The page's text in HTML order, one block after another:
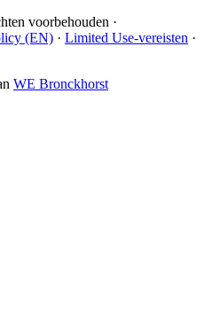
voorbehouden ·
(EN) · Limited Use-vereisten ·
WE Bronckhorst